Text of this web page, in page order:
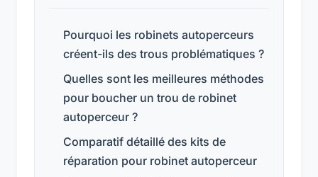
Pourquoi les robinets autoperceurs
créent-ils des trous problématiques ?
Quelles sont les meilleures méthodes
pour boucher un trou de robinet
autoperceur ?
Comparatif détaillé des kits de
réparation pour robinet autoperceur